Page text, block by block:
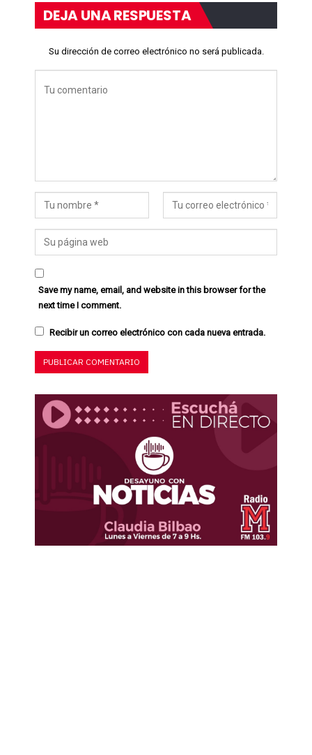
DEJA UNA RESPUESTA
Su dirección de correo electrónico no será publicada.
Save my name, email, and website in this browser for the
next time I comment.
Recibir un correo electrónico con cada nueva entrada.